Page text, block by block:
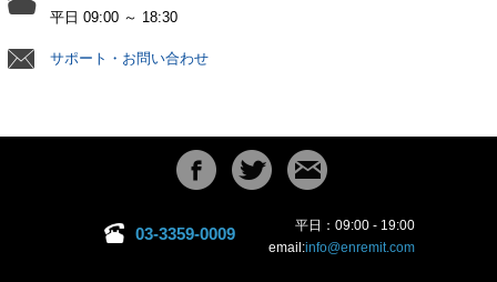
平日 09:00 ～ 18:30
サポート・お問い合わせ
03-3359-0009
平日：09:00 - 19:00
email:info@enremit.com